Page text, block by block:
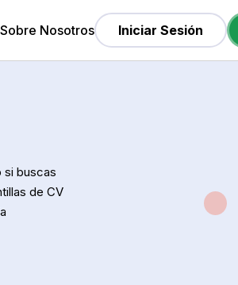
Sobre Nosotros Iniciar Sesión
si buscas
de CV